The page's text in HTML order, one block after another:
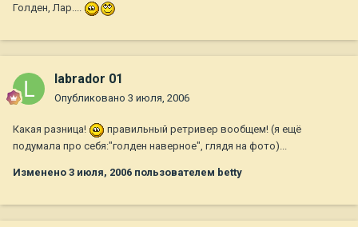
Голден, Лар....
labrador 01
Опубликовано 3 июля, 2006
Какая разница!
правильный ретривер вообщем! (я ещё
подумала про себя:"голден наверное", глядя на фото)...
Изменено 3 июля, 2006 пользователем betty